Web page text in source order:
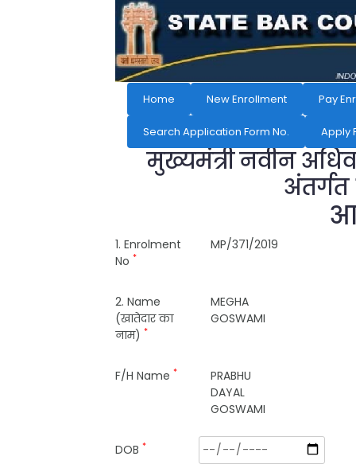
Home New Enrollment Pay
Search Application Form No. Apply
मुख्यमंत्री नवीन
अंतर्गत
1. Enrolment
No *
MP/371/2019
2. Name
(खातेदार का
नाम) *
MEGHA
GOSWAMI
F/H Name *
PRABHU
DAYAL
GOSWAMI
DOB *